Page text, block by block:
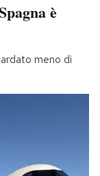
è
meno di